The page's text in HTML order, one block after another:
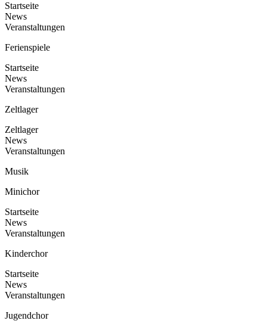
Startseite
News
Veranstaltungen
Ferienspiele
Startseite
News
Veranstaltungen
Zeltlager
Zeltlager
News
Veranstaltungen
Musik
Minichor
Startseite
News
Veranstaltungen
Kinderchor
Startseite
News
Veranstaltungen
Jugendchor